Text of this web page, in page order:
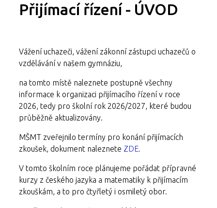
Přijímací řízení - ÚVOD
Vážení uchazeči, vážení zákonní zástupci uchazečů o
vzdělávání v našem gymnáziu,
na tomto místě naleznete postupně všechny
informace k organizaci přijímacího řízení v roce
2026, tedy pro školní rok 2026/2027, které budou
průběžně aktualizovány.
MŠMT zveřejnilo termíny pro konání přijímacích
zkoušek, dokument naleznete ZDE.
V tomto školním roce plánujeme pořádat přípravné
kurzy z českého jazyka a matematiky k přijímacím
zkouškám, a to pro čtyřletý i osmiletý obor.